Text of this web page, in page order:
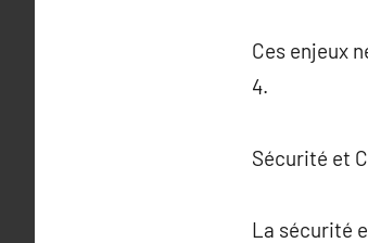
Ces enjeux
4.
Sécurité et
La sécurité